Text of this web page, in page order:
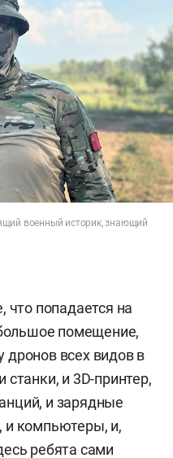
военный историк, знающий
что попадается на
помещение,
дронов всех видов в
станки, и 3D-принтер,
и зарядные
и компьютеры, и,
ребята сами